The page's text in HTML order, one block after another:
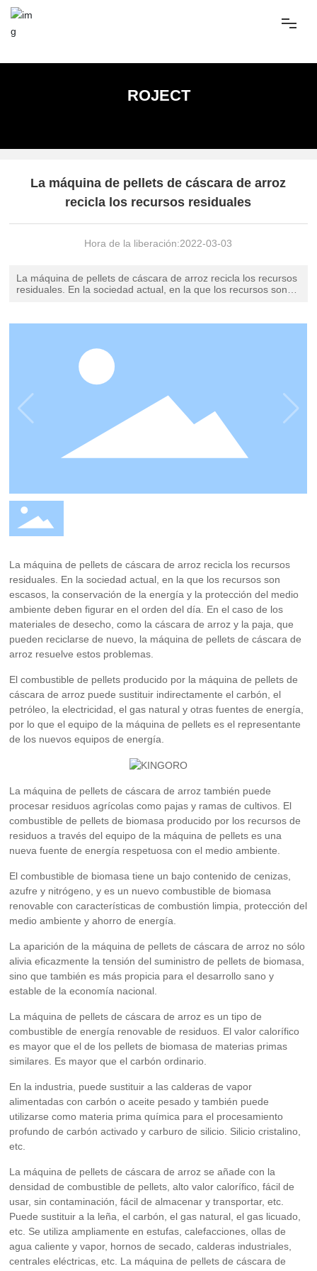
ROJECT
La máquina de pellets de cáscara de arroz
recicla los recursos residuales
Hora de la liberación:2022-03-03
La máquina de pellets de cáscara de arroz recicla los recursos
residuales. En la sociedad actual, en la que los recursos son
de los materiales de desecho, como la cáscara de arroz y la
de cáscara de arroz resuelve estos problemas.
La máquina de pellets de cáscara de arroz recicla los recursos
residuales. En la sociedad actual, en la que los recursos son
escasos, la conservación de la energía y la protección del medio
ambiente deben figurar en el orden del día. En el caso de los
materiales de desecho, como la cáscara de arroz y la paja, que
pueden reciclarse de nuevo, la máquina de pellets de cáscara de
arroz resuelve estos problemas.
El combustible de pellets producido por la máquina de pellets de
cáscara de arroz puede sustituir indirectamente el carbón, el
petróleo, la electricidad, el gas natural y otras fuentes de energía,
por lo que el equipo de la máquina de pellets es el representante
de los nuevos equipos de energía.
La máquina de pellets de cáscara de arroz también puede
procesar residuos agrícolas como pajas y ramas de cultivos. El
combustible de pellets de biomasa producido por los recursos de
residuos a través del equipo de la máquina de pellets es una
nueva fuente de energía respetuosa con el medio ambiente.
El combustible de biomasa tiene un bajo contenido de cenizas,
azufre y nitrógeno, y es un nuevo combustible de biomasa
renovable con características de combustión limpia, protección del
medio ambiente y ahorro de energía.
La aparición de la máquina de pellets de cáscara de arroz no sólo
alivia eficazmente la tensión del suministro de pellets de biomasa,
sino que también es más propicia para el desarrollo sano y
estable de la economía nacional.
La máquina de pellets de cáscara de arroz es un tipo de
combustible de energía renovable de residuos. El valor calorífico
es mayor que el de los pellets de biomasa de materias primas
similares. Es mayor que el carbón ordinario.
En la industria, puede sustituir a las calderas de vapor
alimentadas con carbón o aceite pesado y también puede
utilizarse como materia prima química para el procesamiento
profundo de carbón activado y carburo de silicio. Silicio cristalino,
etc.
La máquina de pellets de cáscara de arroz se añade con la
densidad de combustible de pellets, alto valor calorífico, fácil de
usar, sin contaminación, fácil de almacenar y transportar, etc.
Puede sustituir a la leña, el carbón, el gas natural, el gas licuado,
etc. Se utiliza ampliamente en estufas, calefacciones, ollas de
agua caliente y vapor, hornos de secado, calderas industriales,
centrales eléctricas, etc. La máquina de pellets de cáscara de